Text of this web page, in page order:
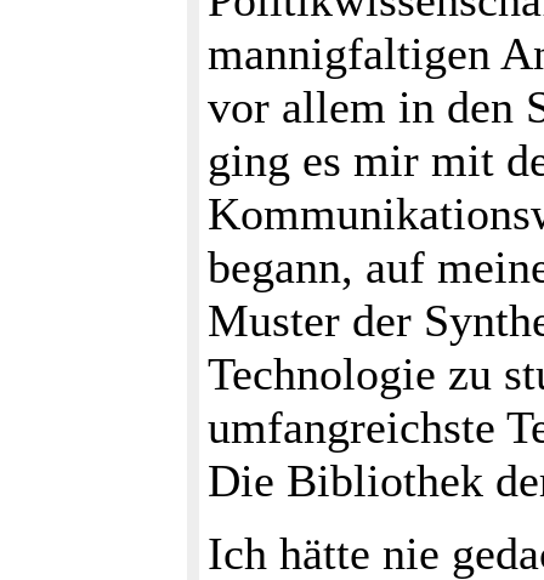
mannigfaltigen
vor allem in den
ging es mir mit
begann, auf
Muster der
Technologie zu
umfangreichste
Die Bibliothek
Ich hätte nie